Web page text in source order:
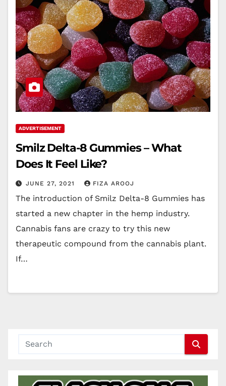
ADVERTISEMENT
Smilz Delta-8 Gummies – What
Does It Feel Like?
JUNE 27, 2021 FIZA AROOJ
The introduction of Smilz Delta-8 Gummies has
started a new chapter in the hemp industry.
Cannabis fans are crazy to try this new
therapeutic compound from the cannabis plant.
If…